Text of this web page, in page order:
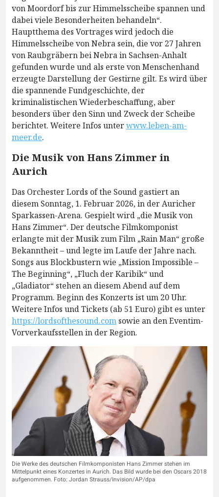
von Moordorf bis zur Himmelsscheibe spannen und
dabei viele Besonderheiten behandeln“.
Hauptthema des Vortrages wird jedoch die
Himmelsscheibe von Nebra sein, die vor 27 Jahren
von Raubgräbern bei Nebra in Sachsen-Anhalt
gefunden wurde und als erste von Menschenhand
erzeugte Darstellung der Gestirne gilt. Es wird über
die spannende Fundgeschichte, der
kriminalistischen Wiederbeschaffung, aber
besonders über den Sinn und Zweck der Scheibe
berichtet. Weitere Infos unterwww.leben-am-
meer.de.
Die Musik von Hans Zimmer in
Aurich
Das Orchester Lords of the Sound gastiert an
diesem Sonntag, 1. Februar 2026, in der Auricher
Sparkassen-Arena. Gespielt wird „die Musik von
Hans Zimmer“. Der deutsche Filmkomponist
erlangte mit der Musik zum Film „Rain Man“ große
Bekanntheit – und legte im Laufe der Jahre nach.
Songs aus Blockbustern wie „Mission Impossible –
The Beginning“, „Fluch der Karibik“ und
„Gladiator“ stehen an diesem Abend auf dem
Programm. Beginn des Konzerts ist um 20 Uhr.
Weitere Infos und Tickets (ab 51 Euro) gibt es unter
https://lordsofthesound.com sowie an den Eventim-
Vorverkaufsstellen in der Region.
Die Werke des deutschen Filmkomponisten Hans Zimmer stehen im
Mittelpunkt eines Konzertes in Aurich. Das Bild wurde bei den Oscars 2018
aufgenommen. Foto: Jordan Strauss/Invision/AP/dpa